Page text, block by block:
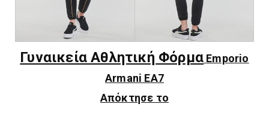
Γυναικεία Αθλητική Φόρμα Emporio
Armani EA7
Απόκτησε το